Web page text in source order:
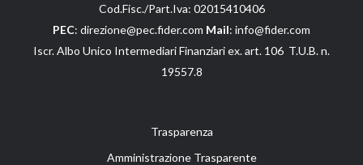
Cod.Fisc./Part.Iva: 02015410406
PEC: direzione@pec.fider.comMail: info@fider.com
Iscr. Albo Unico Intermediari Finanziari ex. art. 106 T.U.B. n.
19557.8
Trasparenza
Amministrazione Trasparente